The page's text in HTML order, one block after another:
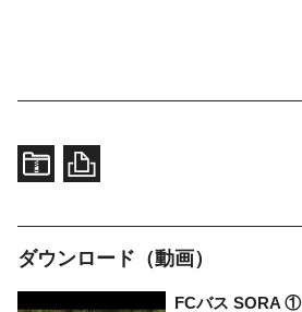
ダウンロード（動画）
FCバス SORA ①